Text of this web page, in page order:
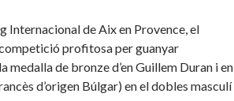
Internacional de Aix en Provence, el
profitosa per guanyar
medalla de bronze d’en Guillem Duran i en
d’origen Búlgar) en el dobles masculí